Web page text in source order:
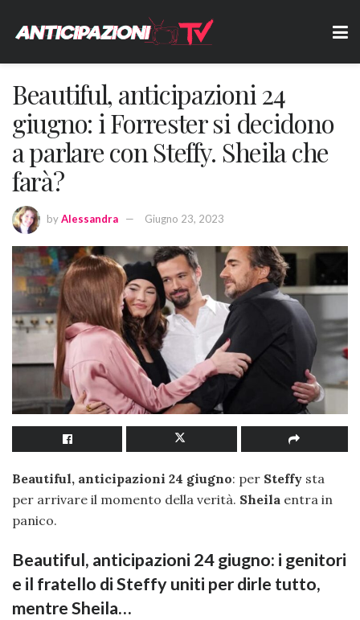
Beautiful, anticipazioni 24
giugno: i Forrester si decidono
a parlare con Steffy. Sheila che
farà?
byAlessandra Giugno 23, 2023
Beautiful, anticipazioni 24 giugno: per Steffy sta
per arrivare il momento della verità. Sheila entra in
panico.
Beautiful, anticipazioni 24 giugno: i genitori
e il fratello di Steffy uniti per dirle tutto,
mentre Sheila…